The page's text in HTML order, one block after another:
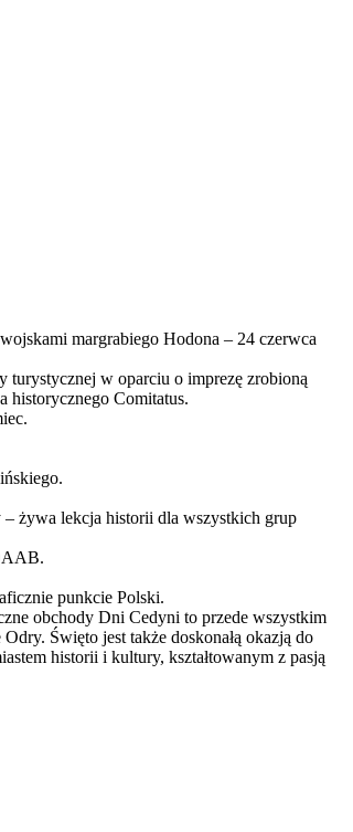
margrabiego Hodona – 24 czerwca
turystycznej w oparciu o imprezę zrobioną
historycznego Comitatus.
żywa lekcja historii dla wszystkich grup
punkcie Polski.
obchody Dni Cedyni to przede wszystkim
Święto jest także doskonałą okazją do
historii i kultury, kształtowanym z pasją